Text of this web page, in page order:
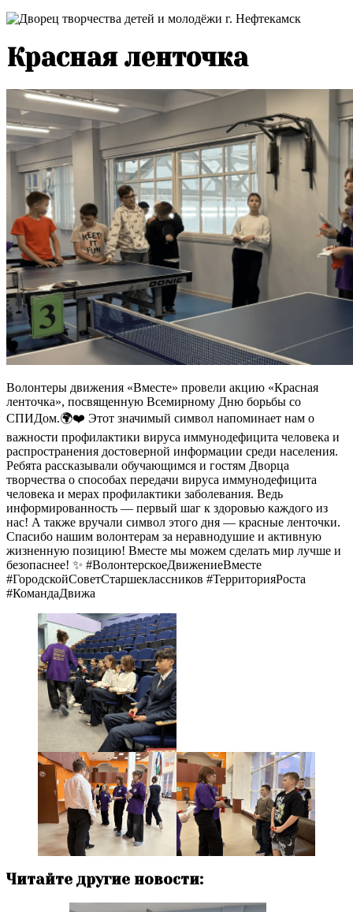
Красная ленточка
Волонтеры движения «Вместе» провели акцию «Красная
ленточка», посвященную Всемирному Дню борьбы со
СПИДом.🌍❤️ Этот значимый символ напоминает нам о
важности профилактики вируса иммунодефицита человека и
распространения достоверной информации среди населения.
Ребята рассказывали обучающимся и гостям Дворца
творчества о способах передачи вируса иммунодефицита
человека и мерах профилактики заболевания. Ведь
информированность — первый шаг к здоровью каждого из
нас! А также вручали символ этого дня — красные ленточки.
Спасибо нашим волонтерам за неравнодушие и активную
жизненную позицию! Вместе мы можем сделать мир лучше и
безопаснее! ✨ #ВолонтерскоеДвижениеВместе
#ГородскойСоветСтаршеклассников #ТерриторияРоста
#КомандаДвижа
Читайте другие новости: